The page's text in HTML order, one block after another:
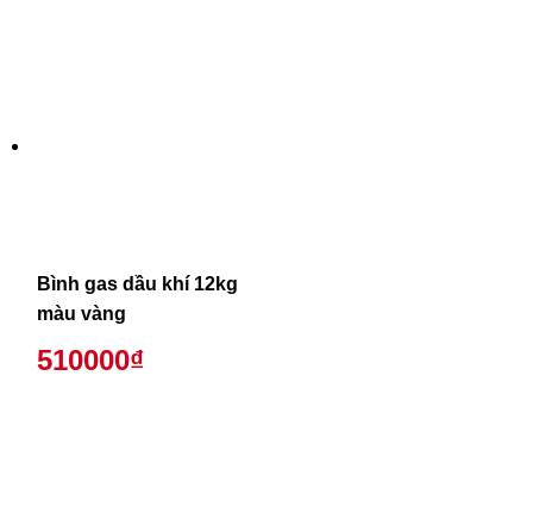
Bình gas dầu khí 12kg
màu vàng
510000₫